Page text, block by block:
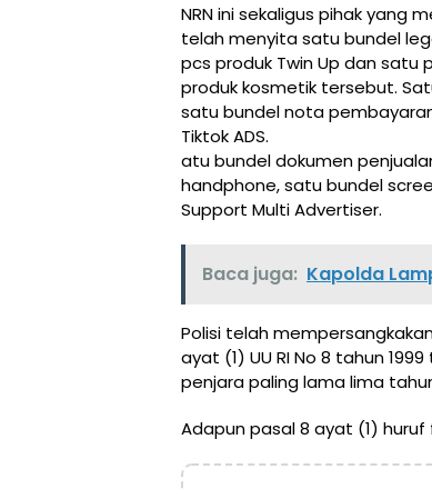
NRN ini sekaligus pihak yang
telah menyita satu bundel
pcs produk Twin Up dan satu
produk kosmetik tersebut.
satu bundel nota
Tiktok ADS.
atu bundel dokumen
handphone, satu bundel
Support Multi Advertiser.
Baca juga: Kapolda
Polisi telah
ayat (1) UU RI No 8 tahun
penjara paling lama lima
Adapun pasal 8 ayat (1) huruf